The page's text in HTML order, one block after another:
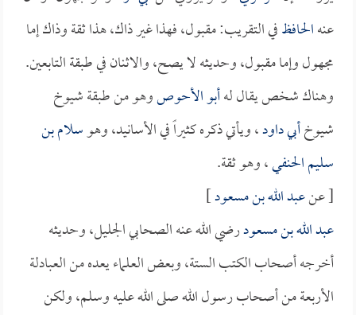
عنهالحافظفي التقريب: مقبول، فهذا غير ذاك، هذا ثقة وذاك إما
مجهول وإما مقبول، وحديثه لا يصح، والاثنان في طبقة التابعين.
وهناك شخص يقال لهأبو الأحوصوهو من طبقة شيوخ
شيوخأبي داود، ويأتي ذكره كثيراً في الأسانيد، وهوسلام بن
سليم الحنفي، وهو ثقة.
[ عنعبد الله بن مسعود]
عبد الله بن مسعودرضي الله عنه الصحابي الجليل، وحديثه
أخرجه أصحاب الكتب الستة، وبعض العلماء يعده من العبادلة
الأربعة من أصحاب رسول الله صلى الله عليه وسلم، ولكن